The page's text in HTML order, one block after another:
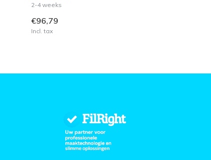
2-4 weeks
€96,79
Incl. tax